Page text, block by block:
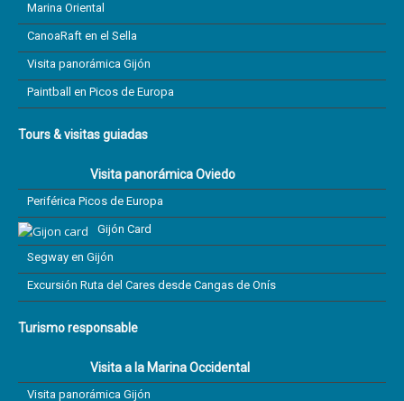
Marina Oriental
CanoaRaft en el Sella
Visita panorámica Gijón
Paintball en Picos de Europa
Tours & visitas guiadas
Visita panorámica Oviedo
Periférica Picos de Europa
Gijón Card
Segway en Gijón
Excursión Ruta del Cares desde Cangas de Onís
Turismo responsable
Visita a la Marina Occidental
Visita panorámica Gijón